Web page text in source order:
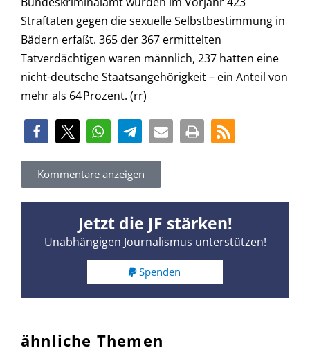
Straftaten gegen die sexuelle Selbstbestimmung in
Bädern erfaßt. 365 der 367 ermittelten
Tatverdächtigen waren männlich, 237 hatten eine
nicht-deutsche Staatsangehörigkeit – ein Anteil von
mehr als 64 Prozent. (rr)
Kommentare anzeigen
Jetzt die JF stärken!
Unabhängigen Journalismus unterstützen!
Spenden
ähnliche Themen